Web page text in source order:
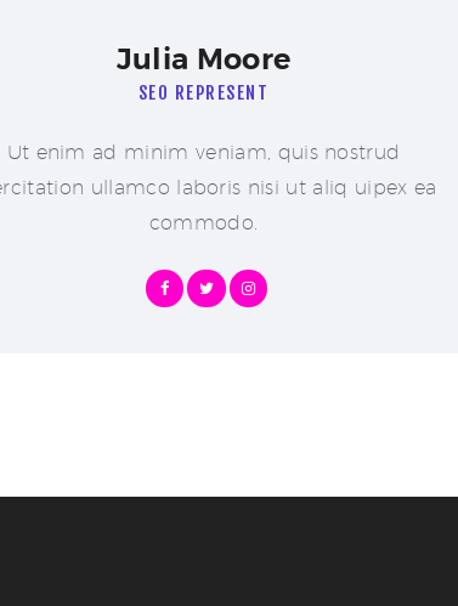
Julia Moore
SEO REPRESENT
Ut enim ad minim veniam, quis nostrud
ullamco laboris nisi ut aliq uipex ea
commodo.